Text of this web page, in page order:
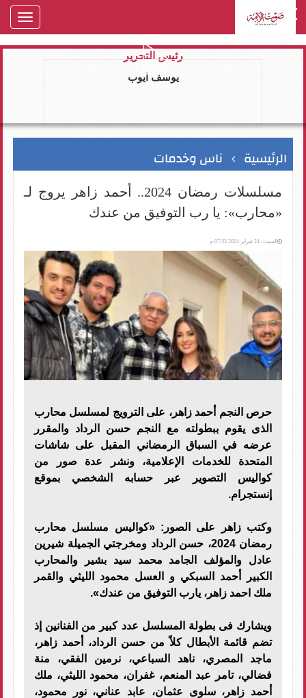
رئيس التحرير
يوسف ايوب
الرئيسية ناس وخدمات
مسلسلات رمضان 2024.. أحمد زاهر يروج لـ
«محارب»: يا رب التوفيق من عندك
السبت، 24 فبراير 2024 07:33 م
حرص النجم أحمد زاهر، على الترويج لمسلسل محارب
الذى يقوم ببطولته مع النجم حسن الرداد والمقرر
عرضه في السباق الرمضاني المقبل على شاشات
المتحدة للخدمات الإعلامية، ونشر عدة صور من
كواليس التصوير عبر حسابه الشخصي بموقع
إنستجرام.
وكتب زاهر على الصور: «كواليس مسلسل محارب
رمضان 2024، حسن الرداد ومخرجتي الجميلة شيرين
عادل والمؤلف الجامد محمد سيد بشير والمحارب
الكبير أحمد السبكي و العسل محمود الليثي والقمر
ملك احمد زاهر، يارب التوفيق من عندك».
ويشارك فى بطولة المسلسل عدد كبير من الفنانين إذ
تضم قائمة الأبطال كلاً من حسن الرداد، أحمد زاهر،
ماجد المصري، ناهد السباعي، نرمين الفقي، منة
فضالي، تامر عبد المنعم، غفران، محمود الليثي، ملك
أحمد زاهر، سلوى عثمان، عابد عناني، نور محمود،